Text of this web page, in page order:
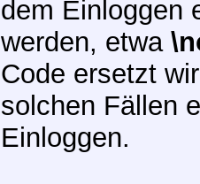
dem Einloggen
werden, etwa
Code ersetzt
solchen Fällen
Einloggen.